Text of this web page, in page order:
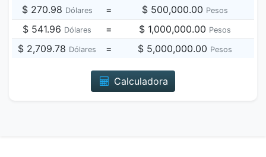
$ 270.98 Dólares = $ 500,000.00 Pesos
$ 541.96 Dólares = $ 1,000,000.00 Pesos
$ 2,709.78 Dólares = $ 5,000,000.00 Pesos
Calculadora